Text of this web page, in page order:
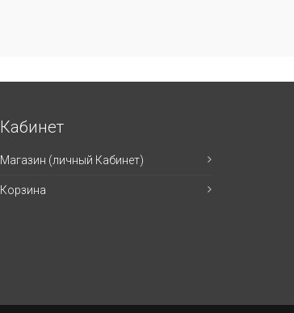
Кабинет
Магазин (личный Кабинет)
Корзина